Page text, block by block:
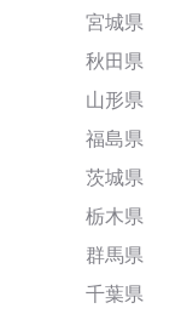
宮城県
秋田県
山形県
福島県
茨城県
栃木県
群馬県
千葉県